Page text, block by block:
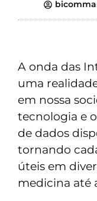
A onda das
uma
em nossa
tecnologia e
de dados
tornando
úteis em
medicina até